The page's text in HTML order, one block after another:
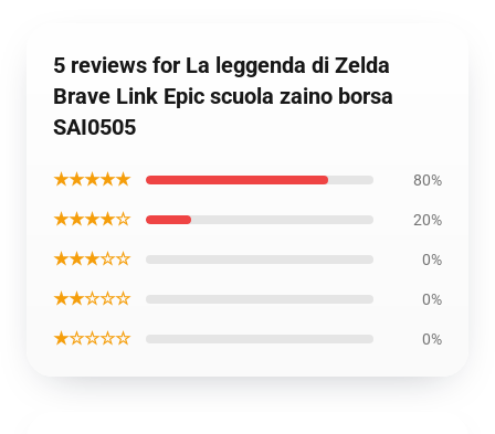
5 reviews for La leggenda di Zelda
Brave Link Epic scuola zaino borsa
SAI0505
★★★★★ 80%
★★★★☆ 20%
★★★☆☆ 0%
★★☆☆☆ 0%
★☆☆☆☆ 0%